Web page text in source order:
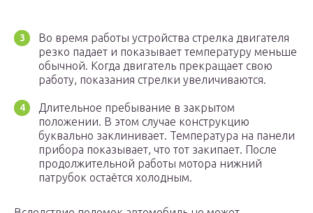
Во время работы устройства стрелка двигателя
резко падает и показывает температуру меньше
обычной. Когда двигатель прекращает свою
работу, показания стрелки увеличиваются.
Длительное пребывание в закрытом
положении. В этом случае конструкцию
буквально заклинивает. Температура на панели
прибора показывает, что тот закипает. После
продолжительной работы мотора нижний
патрубок остаётся холодным.